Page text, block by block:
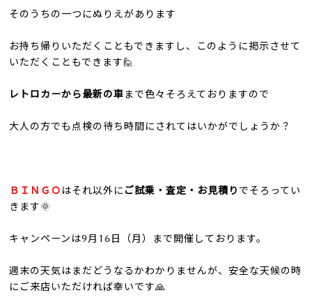
そのうちの一つにぬりえがあります
お持ち帰りいただくこともできますし、このように掲示させて
いただくこともできます🙋
レトロカーから最新の車まで色々そろえておりますので
大人の方でも点検の待ち時間にされてはいかがでしょうか？
ＢＩＮＧＯ はそれ以外に ご試乗・査定・お見積り でそろってい
きます🌞
キャンペーンは9月16日（月）まで開催しております。
週末の天気はまだどうなるかわかりませんが、安全な天候の時
にご来店いただければ幸いです🙏